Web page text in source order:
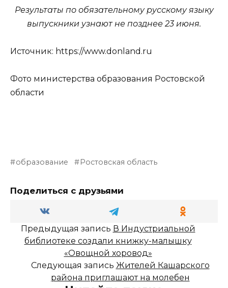
Результаты по обязательному русскому языку
выпускники узнают не позднее 23 июня.
Источник: https://www.donland.ru
Фото министерства образования Ростовской
области
образование Ростовская область
Поделиться с друзьями
Предыдущая запись В Индустриальной
библиотеке создали книжку-малышку
«Овощной хоровод»
Следующая запись Жителей Кашарского
района приглашают на молебен